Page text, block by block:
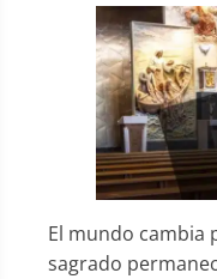
El mundo cambia
sagrado